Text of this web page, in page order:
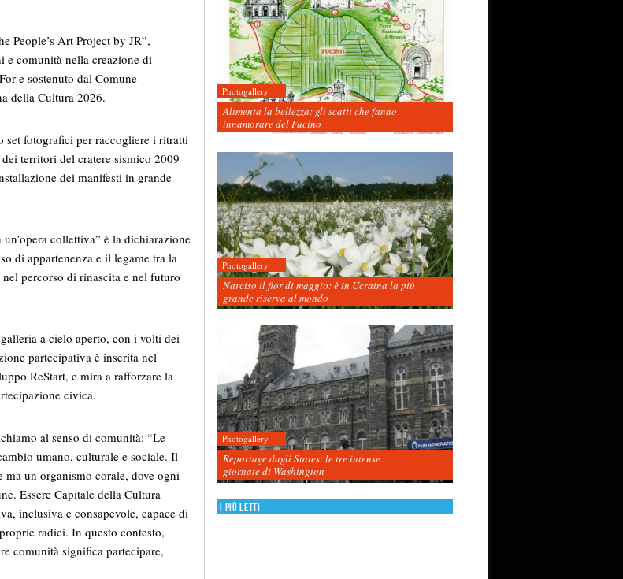
People’s Art Project by JR”,
e comunità nella creazione di
e sostenuto dal Comune
della Cultura 2026.
set fotografici per raccogliere i ritratti
territori del cratere sismico 2009
dei manifesti in grande
collettiva” è la dichiarazione
di appartenenza e il legame tra la
percorso di rinascita e nel futuro
a cielo aperto, con i volti dei
partecipativa è inserita nel
ReStart, e mira a rafforzare la
civica.
al senso di comunità: “Le
umano, culturale e sociale. Il
ma un organismo corale, dove ogni
Essere Capitale della Cultura
inclusiva e consapevole, capace di
radici. In questo contesto,
comunità significa partecipare,
Photogallery
Alimenta la bellezza: gli scatti che fanno
innamorare del Fucino
Photogallery
Narciso il fior di maggio: è in Ucraina la più
grande riserva al mondo
Photogallery
Reportage dagli States: le tre intense
giornate di Washington
I più letti